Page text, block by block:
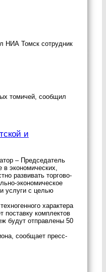
НИА Томск сотрудник
томичей, сообщил
и
– Председатель
в экономических,
развивать торгово-
экономическое
услуги с целью
характера
поставку комплектов
будут отправлены 50
сообщает пресс-